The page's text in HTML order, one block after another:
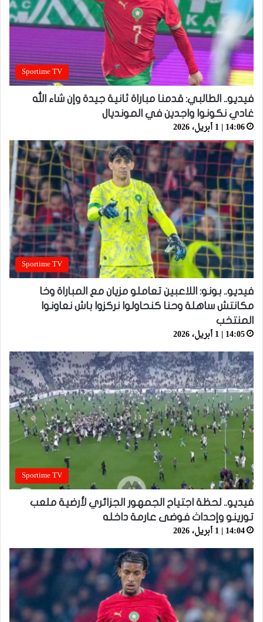
Sportime TV
فيديو.. الطالبي: قدمنا مباراة ثانية جيدة وإن شاء الله
غادي نكونوا واجدين في المونديال
14:06 | 1 أبريل، 2026
Sportime TV
فيديو.. بونو: اللاعبين تعاملو مزيان مع المباراة وخا
مكانتش ساهلة وحنا كنحاولوا نركزوا باش نعاونوا
المنتخب
14:05 | 1 أبريل، 2026
Sportime TV
فيديو.. لحظة اجتياح الجمهور الجزائري لأرضية ملعب
تورينو وإحداث فوضى عارمة داخله
14:04 | 1 أبريل، 2026